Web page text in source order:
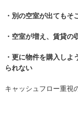
・別の空室が出てもそ
・空室が増え、賃貸の
・更に物件を購入し
られない
キャッシュフロー重視